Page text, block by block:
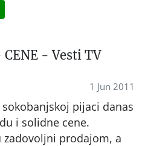
- Vesti TV
1 Jun 2011
pijaci danas
i solidne cene.
prodajom, a